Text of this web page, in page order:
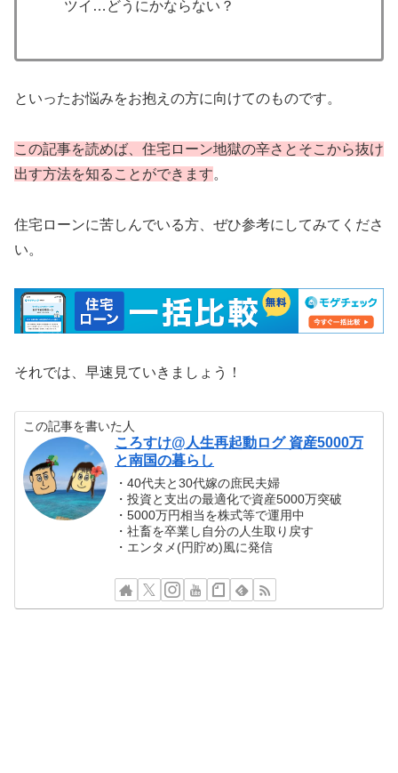
ツイ…どうにかならない？
といったお悩みをお抱えの方に向けてのものです。
この記事を読めば、住宅ローン地獄の辛さとそこから抜け
出す方法を知ることができます。
住宅ローンに苦しんでいる方、ぜひ参考にしてみてくださ
い。
それでは、早速見ていきましょう！
この記事を書いた人
ころすけ@人生再起動ログ 資産5000万
と南国の暮らし
・40代夫と30代嫁の庶民夫婦
・投資と支出の最適化で資産5000万突破
・5000万円相当を株式等で運用中
・社畜を卒業し自分の人生取り戻す
・エンタメ(円貯め)風に発信